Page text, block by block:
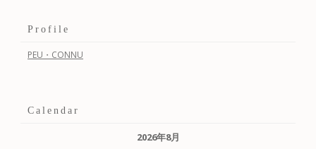
Profile
PEU・CONNU
Calendar
2026年8月